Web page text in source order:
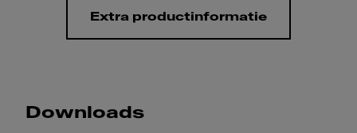
Extra productinformatie
Downloads